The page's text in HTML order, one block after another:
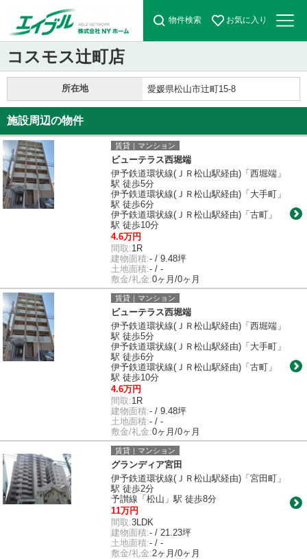
物件検索 お気に入り
コスモス辻町店
所在地 愛媛県松山市辻町15-8
施設周辺の物件
賃貸｜マンション
ビューテラス西堀端
伊予鉄道環状線(ＪＲ松山駅経由)「西堀端」
駅 徒歩5分
伊予鉄道環状線(ＪＲ松山駅経由)「大手町」
駅 徒歩6分
伊予鉄道環状線(ＪＲ松山駅経由)「古町」
駅 徒歩10分
4.6万円
間取:1R
建物面積:- / 9.48坪
土地面積:- / -
敷金/礼金:0ヶ月/0ヶ月
賃貸｜マンション
ビューテラス西堀端
伊予鉄道環状線(ＪＲ松山駅経由)「西堀端」
駅 徒歩5分
伊予鉄道環状線(ＪＲ松山駅経由)「大手町」
駅 徒歩6分
伊予鉄道環状線(ＪＲ松山駅経由)「古町」
駅 徒歩10分
4.6万円
間取:1R
建物面積:- / 9.48坪
土地面積:- / -
敷金/礼金:0ヶ月/0ヶ月
賃貸｜マンション
グランディア宮田
伊予鉄道環状線(ＪＲ松山駅経由)「宮田町」
駅 徒歩2分
予讃線「松山」駅 徒歩8分
11万円
間取:3LDK
建物面積:- / 21.23坪
土地面積:- / -
敷金/礼金:2ヶ月/0ヶ月